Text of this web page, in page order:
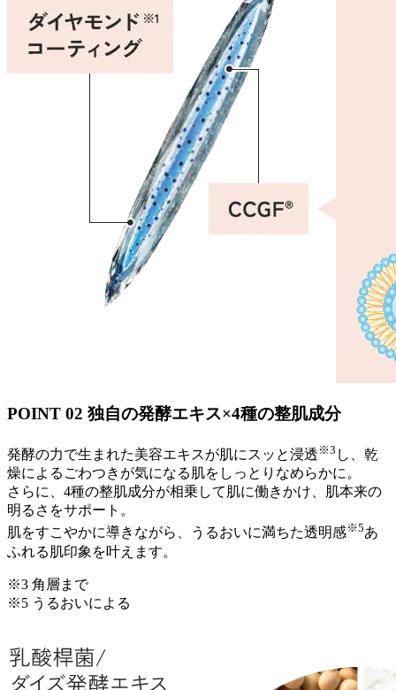
POINT 02 独自の発酵エキス×4種の整肌成分
発酵の力で生まれた美容エキスが肌にスッと浸透 ※3 し、乾
燥によるごわつきが気になる肌をしっとりなめらかに。
さらに、4種の整肌成分が相乗して肌に働きかけ、肌本来の
明るさをサポート。
肌をすこやかに導きながら、うるおいに満ちた透明感※5あ
ふれる肌印象を叶えます。
※3 角層まで
※5 うるおいによる